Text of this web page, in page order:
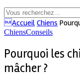
Accueil Chiens
ChiensConseils
Pourquoi les
mâcher ?